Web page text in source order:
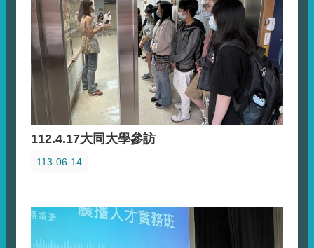
112.4.17大同大學參訪
113-06-14